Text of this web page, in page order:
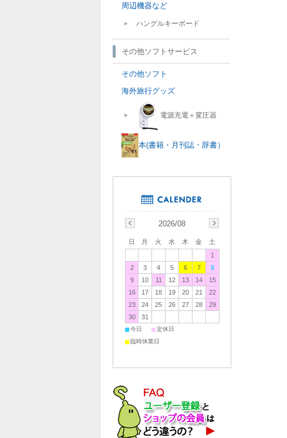
周辺機器など
ハングルキーボード
その他ソフトサービス
その他ソフト
海外旅行グッズ
電源充電＋変圧器
本(書籍・月刊誌・辞書）
2026/08
日 月 火 水 木 金
土
1
2
3 4 5 6 7
8
9
10 11 12 13 14
15
16
17 18 19 20 21
22
23
24 25 26 27 28
29
30
31
■今日 ■定休日
■臨時休業日